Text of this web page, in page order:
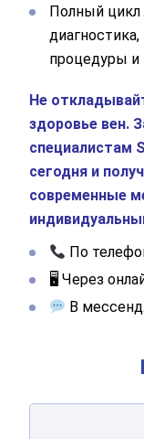
Полный цикл
процедуры и
Не
здоровье вен.
специалистам
сегодня и
современные
По
🖥 Через
В
ПИСЬМЕННАЯ